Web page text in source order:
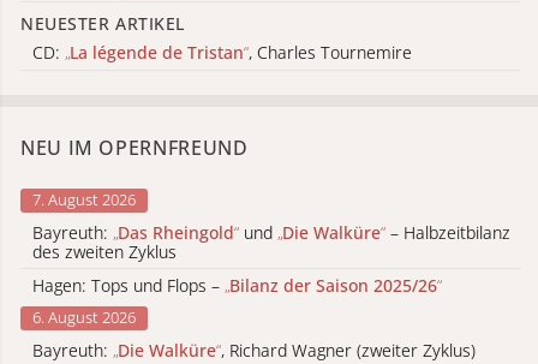
NEUESTER ARTIKEL
CD: „La légende de Tristan“, Charles Tournemire
NEU IM OPERNFREUND
7. August 2026
Bayreuth: „Das Rheingold“ und „Die Walküre“ – Halbzeitbilanz
des zweiten Zyklus
Hagen: Tops und Flops – „Bilanz der Saison 2025/26“
6. August 2026
Bayreuth: „Die Walküre“, Richard Wagner (zweiter Zyklus)